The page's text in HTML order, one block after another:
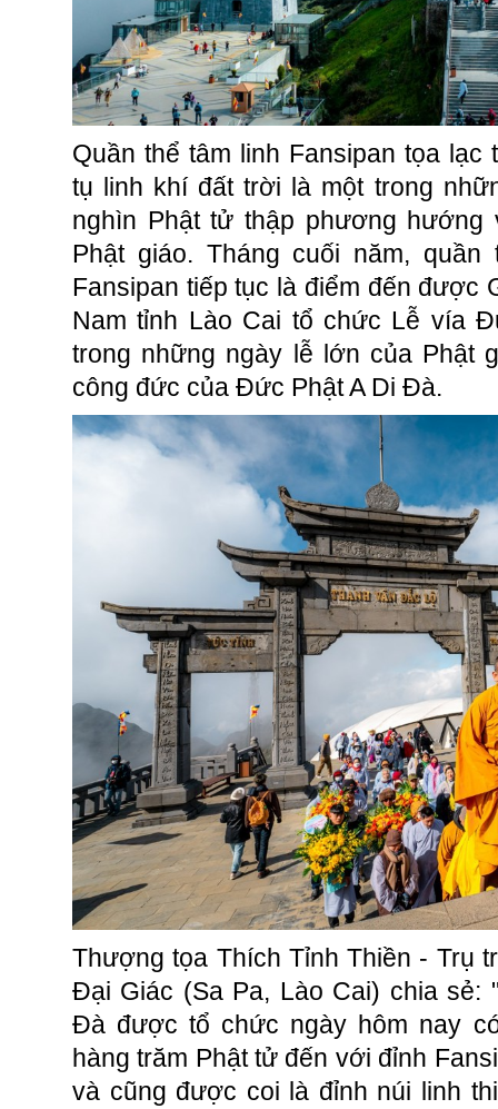
Quần thể tâm linh Fansipan tọa lạc
tụ linh khí đất trời là một trong
nghìn Phật tử thập phương
Phật giáo. Tháng cuối năm,
Fansipan tiếp tục là điểm đến được
Nam tỉnh Lào Cai tổ chức Lễ vía
trong những ngày lễ lớn của Phật
công đức của Đức Phật A Di Đà.
Thượng tọa Thích Tỉnh Thiền - Trụ
Đại Giác (Sa Pa, Lào Cai) chia sẻ:
Đà được tổ chức ngày hôm nay
hàng trăm Phật tử đến với đỉnh
và cũng được coi là đỉnh núi linh